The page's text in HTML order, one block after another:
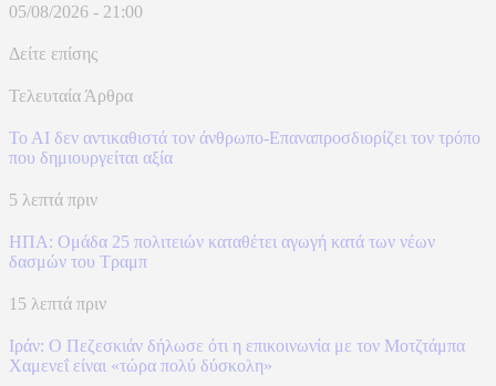
05/08/2026 - 21:00
Δείτε επίσης
Τελευταία Άρθρα
To AI δεν αντικαθιστά τον άνθρωπο-Επαναπροσδιορίζει τον τρόπο
που δημιουργείται αξία
5 λεπτά πριν
ΗΠΑ: Ομάδα 25 πολιτειών καταθέτει αγωγή κατά των νέων
δασμών του Τραμπ
15 λεπτά πριν
Ιράν: Ο Πεζεσκιάν δήλωσε ότι η επικοινωνία με τον Μοτζτάμπα
Χαμενεΐ είναι «τώρα πολύ δύσκολη»